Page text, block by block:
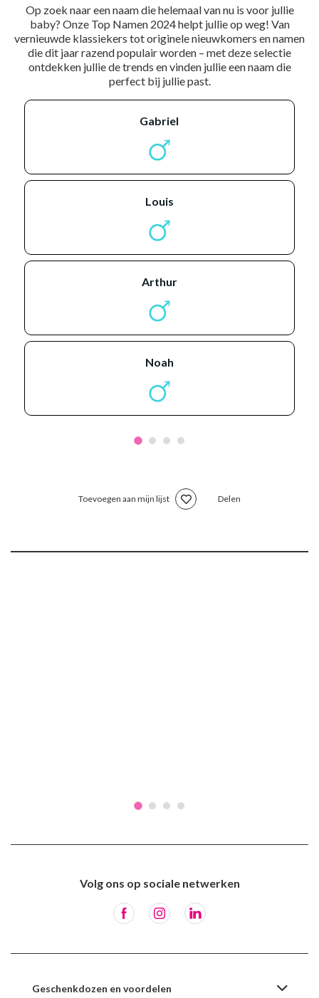
Op zoek naar een naam die helemaal van nu is voor jullie
baby? Onze Top Namen 2024 helpt jullie op weg! Van
vernieuwde klassiekers tot originele nieuwkomers en namen
die dit jaar razend populair worden – met deze selectie
ontdekken jullie de trends en vinden jullie een naam die
perfect bij jullie past.
gabriel
louis
arthur
noah
Toevoegen aan mijn lijst Delen
Volg ons op sociale netwerken
Geschenkdozen en voordelen